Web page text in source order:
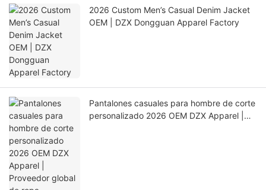
2026 Custom Men’s Casual Denim Jacket
OEM | DZX Dongguan Apparel Factory
Pantalones casuales para hombre de corte
personalizado 2026 OEM DZX Apparel |